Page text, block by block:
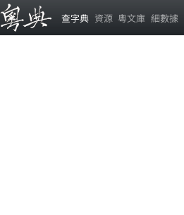
查字典 資源 粵文庫 細數據